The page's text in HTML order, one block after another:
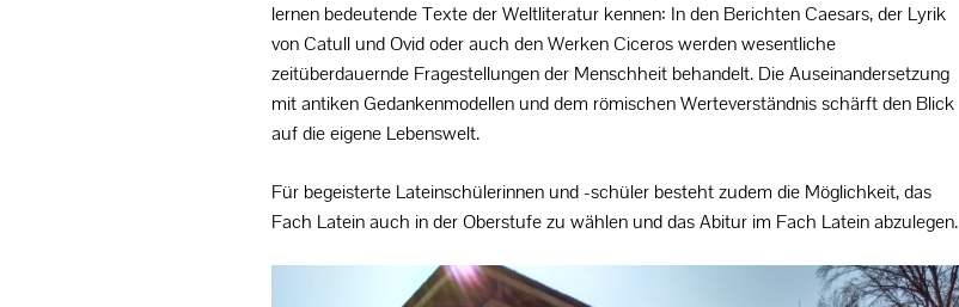
lernen bedeutende Texte der Weltliteratur kennen: In den Berichten Caesars, der Lyrik
von Catull und Ovid oder auch den Werken Ciceros werden wesentliche
zeitüberdauernde Fragestellungen der Menschheit behandelt. Die Auseinandersetzung
mit antiken Gedankenmodellen und dem römischen Werteverständnis schärft den Blick
auf die eigene Lebenswelt.
Für begeisterte Lateinschülerinnen und -schüler besteht zudem die Möglichkeit, das
Fach Latein auch in der Oberstufe zu wählen und das Abitur im Fach Latein abzulegen.